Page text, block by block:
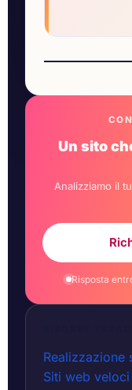
Un sito
Analizziamo il
Risposta
Siti web